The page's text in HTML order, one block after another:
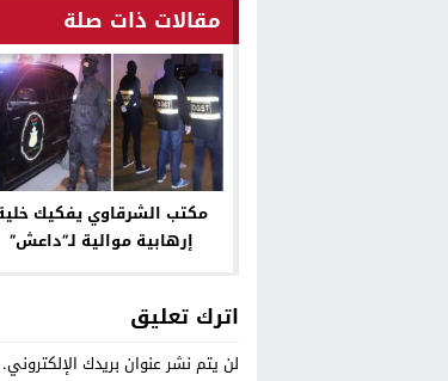
مقالات ذات صلة
مكتب الشرقاوي يفكيك
إرهابية موالية لـ”داعش”
اترك تعليق
لن يتم نشر عنوان بريدك الإلكتروني.